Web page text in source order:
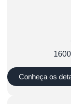
Conheça os